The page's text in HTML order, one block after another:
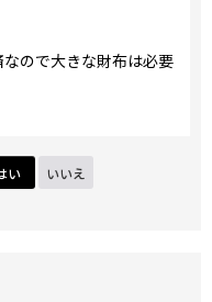
ので大きな財布は必要
い いいえ